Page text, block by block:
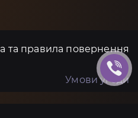
та правила повернення
Умови угоди